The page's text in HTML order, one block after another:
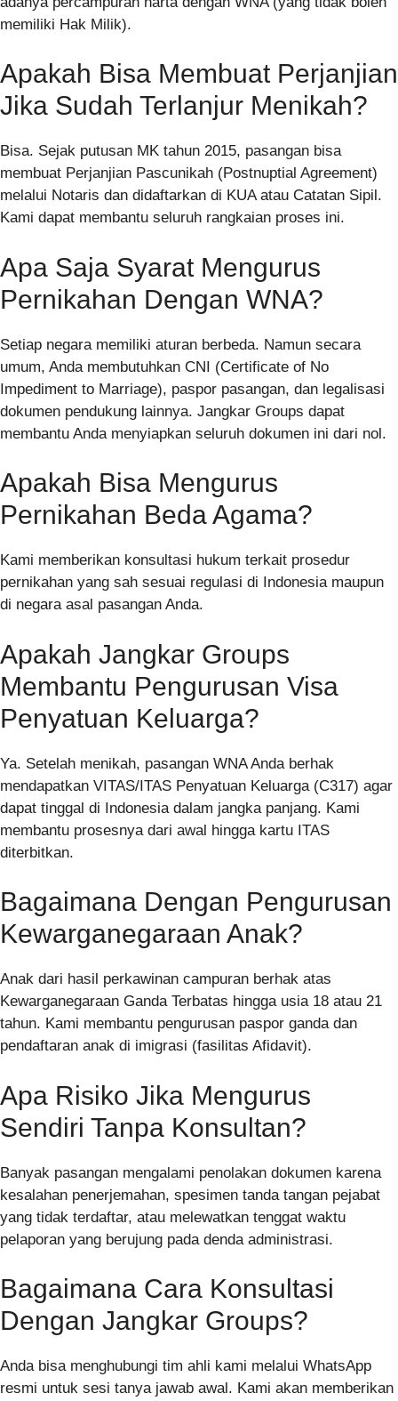
memiliki Hak Milik).
Apakah Bisa Membuat Perjanjian
Jika Sudah Terlanjur Menikah?
Bisa. Sejak putusan MK tahun 2015, pasangan bisa
membuat Perjanjian Pascunikah (Postnuptial Agreement)
melalui Notaris dan didaftarkan di KUA atau Catatan Sipil.
Kami dapat membantu seluruh rangkaian proses ini.
Apa Saja Syarat Mengurus
Pernikahan Dengan WNA?
Setiap negara memiliki aturan berbeda. Namun secara
umum, Anda membutuhkan CNI (Certificate of No
Impediment to Marriage), paspor pasangan, dan legalisasi
dokumen pendukung lainnya. Jangkar Groups dapat
membantu Anda menyiapkan seluruh dokumen ini dari nol.
Apakah Bisa Mengurus
Pernikahan Beda Agama?
Kami memberikan konsultasi hukum terkait prosedur
pernikahan yang sah sesuai regulasi di Indonesia maupun
di negara asal pasangan Anda.
Apakah Jangkar Groups
Membantu Pengurusan Visa
Penyatuan Keluarga?
Ya. Setelah menikah, pasangan WNA Anda berhak
mendapatkan VITAS/ITAS Penyatuan Keluarga (C317) agar
dapat tinggal di Indonesia dalam jangka panjang. Kami
membantu prosesnya dari awal hingga kartu ITAS
diterbitkan.
Bagaimana Dengan Pengurusan
Kewarganegaraan Anak?
Anak dari hasil perkawinan campuran berhak atas
Kewarganegaraan Ganda Terbatas hingga usia 18 atau 21
tahun. Kami membantu pengurusan paspor ganda dan
pendaftaran anak di imigrasi (fasilitas Afidavit).
Apa Risiko Jika Mengurus
Sendiri Tanpa Konsultan?
Banyak pasangan mengalami penolakan dokumen karena
kesalahan penerjemahan, spesimen tanda tangan pejabat
yang tidak terdaftar, atau melewatkan tenggat waktu
pelaporan yang berujung pada denda administrasi.
Bagaimana Cara Konsultasi
Dengan Jangkar Groups?
Anda bisa menghubungi tim ahli kami melalui WhatsApp
resmi untuk sesi tanya jawab awal. Kami akan memberikan